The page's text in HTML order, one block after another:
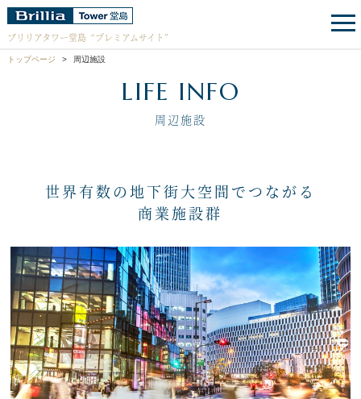
ブリリアタワー堂島 “プレミアムサイト”
トップページ 周辺施設
LIFE INFO
周辺施設
世界有数の地下街大空間でつながる
商業施設群